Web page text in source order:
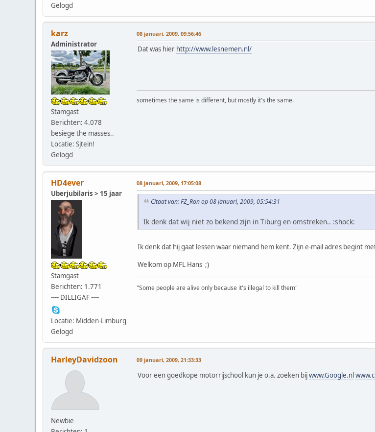
Gelogd
karz
Administrator
Stamgast
Berichten: 4.078
besiege the masses..
Locatie: Sjtein!
Gelogd
08 januari, 2009, 09:56:46
Dat was hier http://www.lesnemen.nl/
sometimes the same is different, but mostly it's the same.
HD4ever
Uberjubilaris > 15 jaar
Stamgast
Berichten: 1.771
---- DILLIGAF ----
Locatie: Midden-Limburg
Gelogd
08 januari, 2009, 17:05:08
Citaat van: FZ_Ron op 08 januari, 2009, 05:54:31
Ik denk dat wij niet zo bekend zijn in Tiburg en omstreken.. :shock:
Ik denk dat hij gaat lessen waar niemand hem kent. Zijn e-mail adres begint
Welkom op MFL Hans ;)
"Some people are alive only because it's illegal to kill them"
HarleyDavidzoon
Newbie
09 januari, 2009, 21:33:33
Voor een goedkope motorrijschool kun je o.a. zoeken bijwww.Google.nl